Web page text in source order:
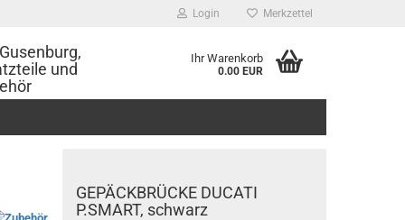
Login Merkzettel
und
Ihr Warenkorb
0.00 EUR
GEPÄCKBRÜCKE DUCATI
P.SMART, schwarz